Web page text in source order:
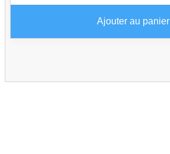
Ajouter au panier